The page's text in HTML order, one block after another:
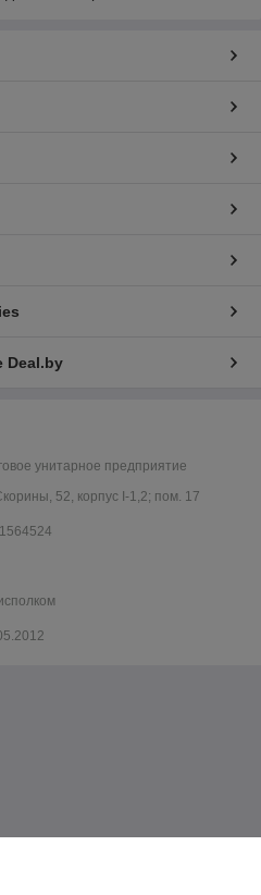
Deal.by
унитарное предприятие
52, корпус I-1,2; пом. 17